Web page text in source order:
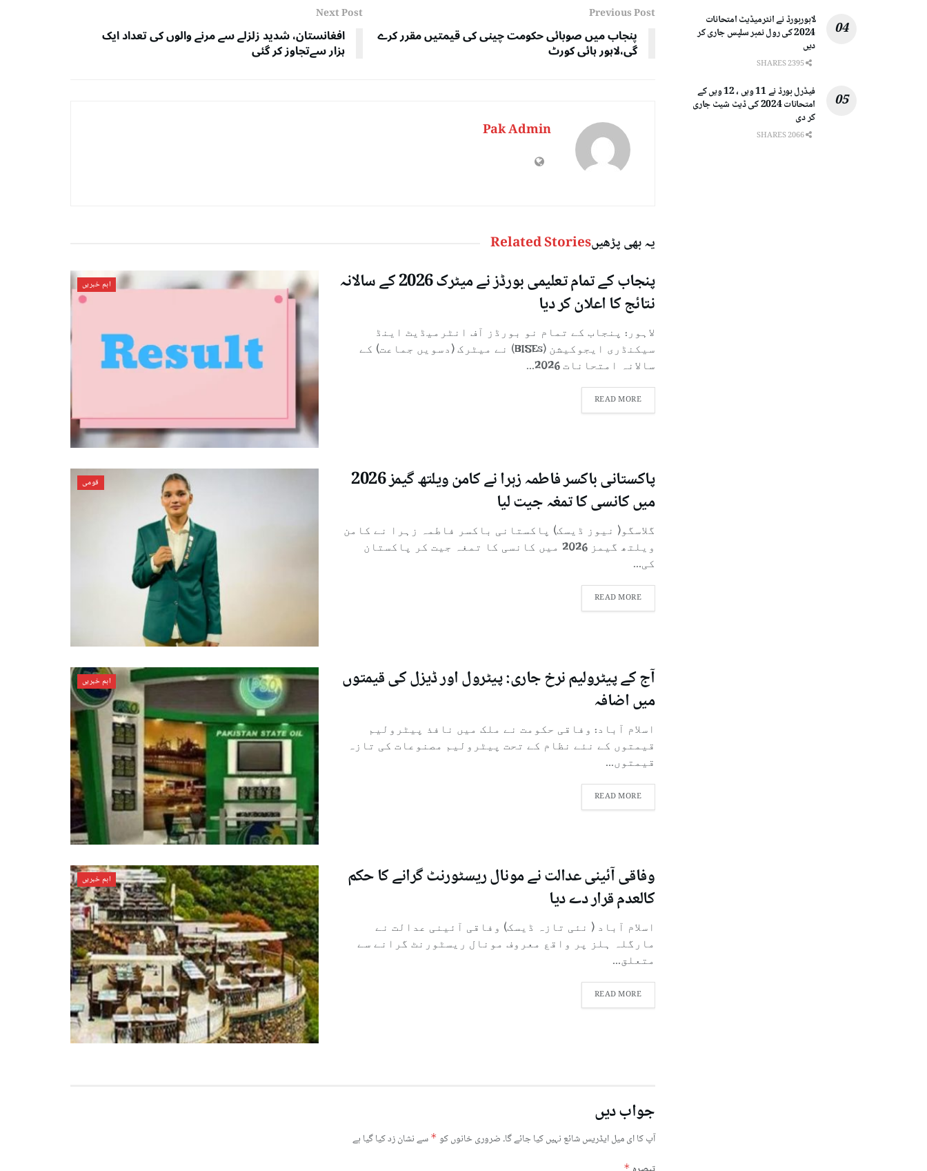
Previous Post
پنجاب میں صوبائی حکومت چینی کی قیمتیں مقرر کرے
گی،لاہور ہائی کورٹ
Next Post
افغانستان، شدید زلزلے سے مرنے والوں کی تعداد ایک
ہزار سےتجاوز کر گئی
Pak Admin
یہ بھی پڑھیںRelated Stories
اہم خبریں
پنجاب کے تمام تعلیمی بورڈز نے میٹرک 2026 کے سالانہ
نتائج کا اعلان کر دیا
لاہور: پنجاب کے تمام نو بورڈز آف انٹرمیڈیٹ اینڈ
سیکنڈری ایجوکیشن (BISEs) نے میٹرک (دسویں جماعت) کے
سالانہ امتحانات 2026...
READ MORE
قومی
پاکستانی باکسر فاطمہ زہرا نے کامن ویلتھ گیمز 2026
میں کانسی کا تمغہ جیت لیا
گلاسگو( نیوز ڈیسک) پاکستانی باکسر فاطمہ زہرا نے کامن
ویلتھ گیمز 2026 میں کانسی کا تمغہ جیت کر پاکستان
کی...
READ MORE
اہم خبریں
آج کے پیٹرولیم نرخ جاری: پیٹرول اور ڈیزل کی قیمتوں
میں اضافہ
اسلام آباد: وفاقی حکومت نے ملک میں نافذ پیٹرولیم
قیمتوں کے نئے نظام کے تحت پیٹرولیم مصنوعات کی تازہ
قیمتوں...
READ MORE
اہم خبریں
وفاقی آئینی عدالت نے مونال ریسٹورنٹ گرانے کا حکم
کالعدم قرار دے دیا
اسلام آباد ( نئی تازہ ڈیسک) وفاقی آئینی عدالت نے
مارگلہ ہلز پر واقع معروف مونال ریسٹورنٹ گرانے سے
متعلق...
READ MORE
جواب دیں
آپ کا ای میل ایڈریس شائع نہیں کیا جائے گا۔ضروری خانوں کو * سے نشان زد کیا گیا ہے
*
لاہوربورڈ نے انٹرمیڈیٹ امتحانات
2024 کی رول نمبر سلپس جاری کر
دیں
فیڈرل بورڈ نے 11 ویں ، 12 ویں کے
امتحانات 2024 کی ڈیٹ شیٹ جاری
کر دی